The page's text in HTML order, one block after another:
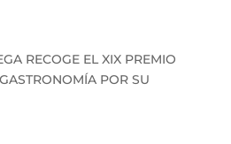
RECOGE EL XIX PREMIO
POR SU